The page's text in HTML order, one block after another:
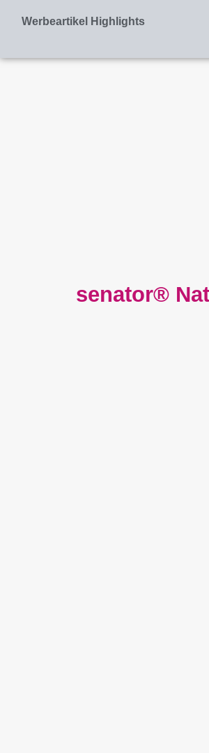
InhaltWerbeartikel Highlights
senator®